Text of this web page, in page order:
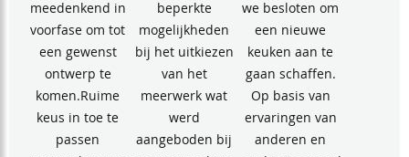
meedenkend in
voorfase om tot
een gewenst
ontwerp te
komen.Ruime
keus in toe te
passen
beperkte
mogelijkheden
bij het uitkiezen
van het
meerwerk wat
werd
aangeboden bij
we besloten om
een nieuwe
keuken aan te
gaan schaffen.
Op basis van
ervaringen van
anderen en